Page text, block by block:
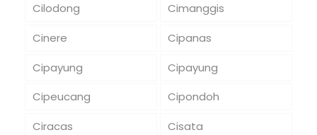
Cilodong
Cimanggis
Cinere
Cipanas
Cipayung
Cipayung
Cipeucang
Cipondoh
Ciracas
Cisata